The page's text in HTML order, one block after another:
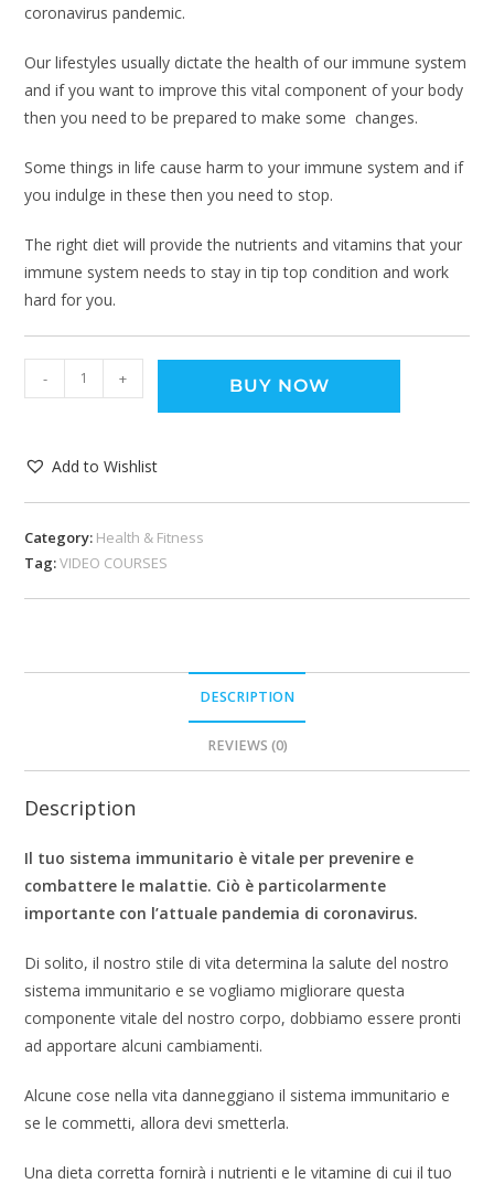
coronavirus pandemic.
Our lifestyles usually dictate the health of our immune system
and if you want to improve this vital component of your body
then you need to be prepared to make some changes.
Some things in life cause harm to your immune system and if
you indulge in these then you need to stop.
The right diet will provide the nutrients and vitamins that your
immune system needs to stay in tip top condition and work
hard for you.
- + BUY NOW
Add to Wishlist
Category: Health & Fitness
Tag:VIDEO COURSES
DESCRIPTION
REVIEWS (0)
Description
Il tuo sistema immunitario è vitale per prevenire e
combattere le malattie. Ciò è particolarmente
importante con l’attuale pandemia di coronavirus.
Di solito, il nostro stile di vita determina la salute del nostro
sistema immunitario e se vogliamo migliorare questa
componente vitale del nostro corpo, dobbiamo essere pronti
ad apportare alcuni cambiamenti.
Alcune cose nella vita danneggiano il sistema immunitario e
se le commetti, allora devi smetterla.
Una dieta corretta fornirà i nutrienti e le vitamine di cui il tuo